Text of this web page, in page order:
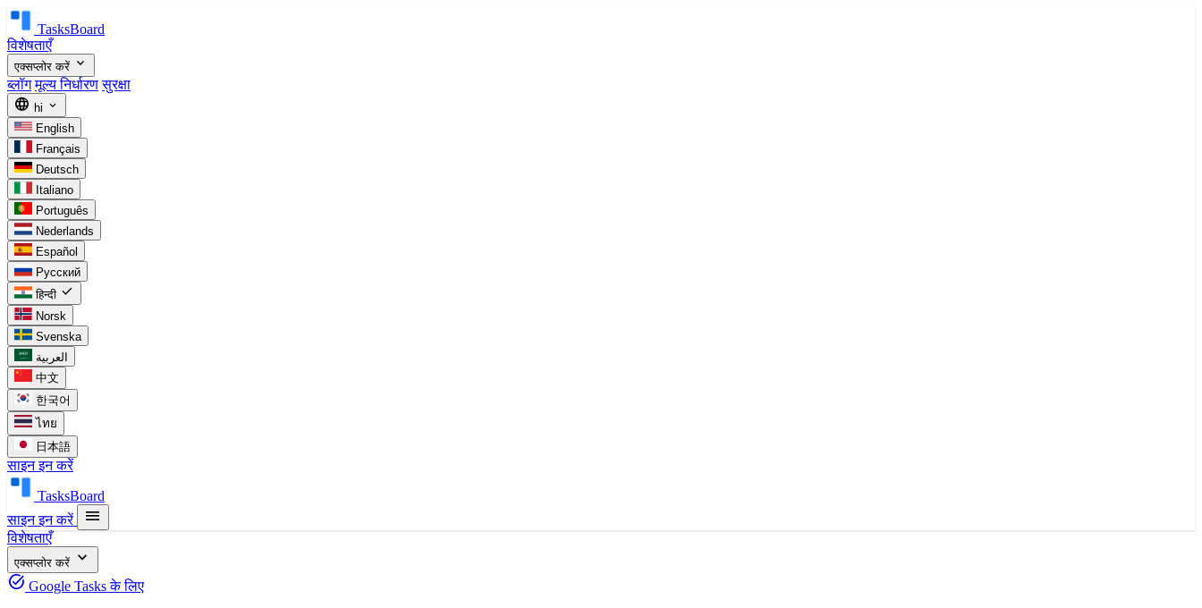
TasksBoard
विशेषताएँ
एक्सप्लोर करें expand_more
ब्लॉग मूल्य निर्धारण सुरक्षा
language hi expand_more
English
Français
Deutsch
Italiano
Português
Nederlands
Español
Русский
हिन्दी check
Norsk
Svenska
العربية
中文
한국어
ไทย
日本語
साइन इन करें
TasksBoard
साइन इन करें
menu
विशेषताएँ
एक्सप्लोर करें expand_more
task_alt Google Tasks के लिए